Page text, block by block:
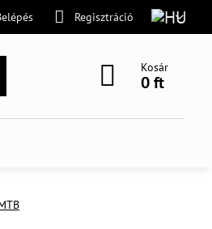
Regisztráció
Kosár
0 ft